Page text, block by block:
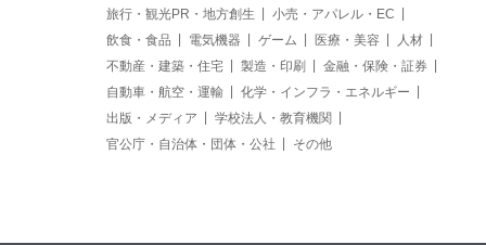
旅行・観光PR・地方創生
小売・アパレル・EC
飲食・食品
電気機器 ゲーム 医療・美容
人材
不動産・建築・住宅
製造・印刷
金融・保険・証券
自動車・航空・運輸
化学・インフラ・エネルギー
出版・メディア
学校法人・教育機関
官公庁・自治体・団体・公社
その他